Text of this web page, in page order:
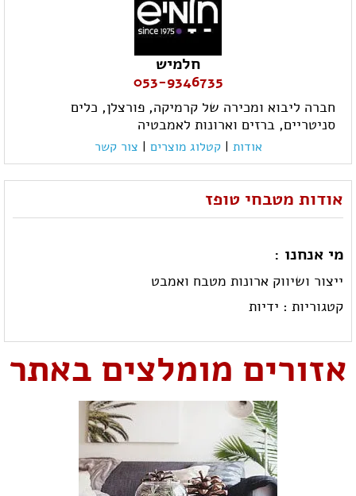
חלמיש
053-9346735
חברה ליבוא ומכירה של קרמיקה, פורצלן, כלים
סניטריים, ברזים וארונות לאמבטיה
אודות | קטלוג מוצרים | צור קשר
אודות מטבחי טופז
מי אנחנו :
ייצור ושיווק ארונות מטבח ואמבט
קטגוריות : ידיות
אזורים מומלצים באתר